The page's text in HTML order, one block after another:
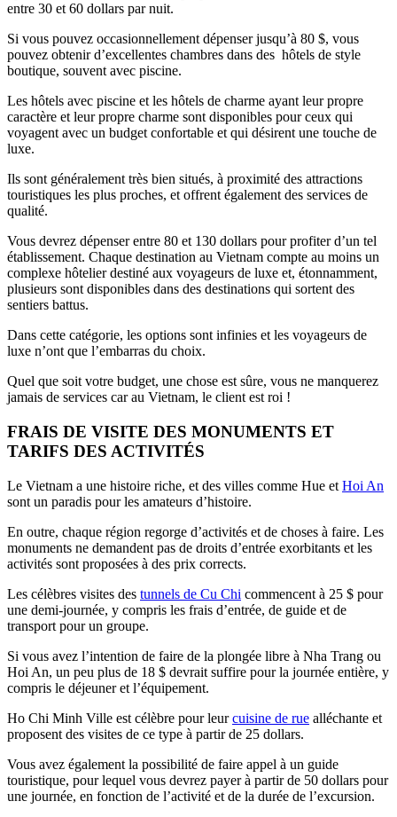
entre 30 et 60 dollars par nuit.
Si vous pouvez occasionnellement dépenser jusqu’à 80 $, vous
pouvez obtenir d’excellentes chambres dans des hôtels de style
boutique, souvent avec piscine.
Les hôtels avec piscine et les hôtels de charme ayant leur propre
caractère et leur propre charme sont disponibles pour ceux qui
voyagent avec un budget confortable et qui désirent une touche de
luxe.
Ils sont généralement très bien situés, à proximité des attractions
touristiques les plus proches, et offrent également des services de
qualité.
Vous devrez dépenser entre 80 et 130 dollars pour profiter d’un tel
établissement. Chaque destination au Vietnam compte au moins un
complexe hôtelier destiné aux voyageurs de luxe et, étonnamment,
plusieurs sont disponibles dans des destinations qui sortent des
sentiers battus.
Dans cette catégorie, les options sont infinies et les voyageurs de
luxe n’ont que l’embarras du choix.
Quel que soit votre budget, une chose est sûre, vous ne manquerez
jamais de services car au Vietnam, le client est roi !
FRAIS DE VISITE DES MONUMENTS ET
TARIFS DES ACTIVITÉS
Le Vietnam a une histoire riche, et des villes comme Hue et Hoi An
sont un paradis pour les amateurs d’histoire.
En outre, chaque région regorge d’activités et de choses à faire. Les
monuments ne demandent pas de droits d’entrée exorbitants et les
activités sont proposées à des prix corrects.
Les célèbres visites des tunnels de Cu Chi commencent à 25 $ pour
une demi-journée, y compris les frais d’entrée, de guide et de
transport pour un groupe.
Si vous avez l’intention de faire de la plongée libre à Nha Trang ou
Hoi An, un peu plus de 18 $ devrait suffire pour la journée entière, y
compris le déjeuner et l’équipement.
Ho Chi Minh Ville est célèbre pour leurcuisine de rue alléchante et
proposent des visites de ce type à partir de 25 dollars.
Vous avez également la possibilité de faire appel à un guide
touristique, pour lequel vous devrez payer à partir de 50 dollars pour
une journée, en fonction de l’activité et de la durée de l’excursion.